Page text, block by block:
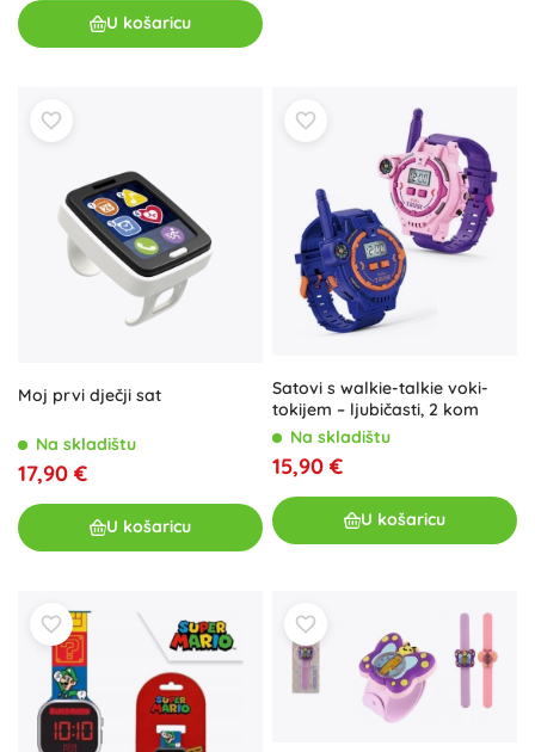
U košaricu
Moj prvi dječji sat
Na skladištu
17,90 €
U košaricu
Satovi s walkie-talkie voki-
tokijem – ljubičasti, 2 kom
Na skladištu
15,90 €
U košaricu